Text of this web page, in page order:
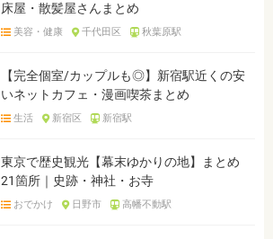
床屋・散髪屋さんまとめ
美容・健康 千代田区 秋葉原駅
【完全個室/カップルも◎】新宿駅近くの安
いネットカフェ・漫画喫茶まとめ
生活 新宿区 新宿駅
東京で歴史観光【幕末ゆかりの地】まとめ
21箇所｜史跡・神社・お寺
おでかけ 日野市 高幡不動駅